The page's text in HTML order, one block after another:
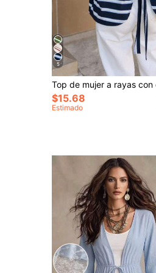
5
$15.68
Estimado